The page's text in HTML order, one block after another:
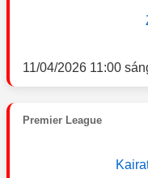
11/04/2026 11:00
Premier League